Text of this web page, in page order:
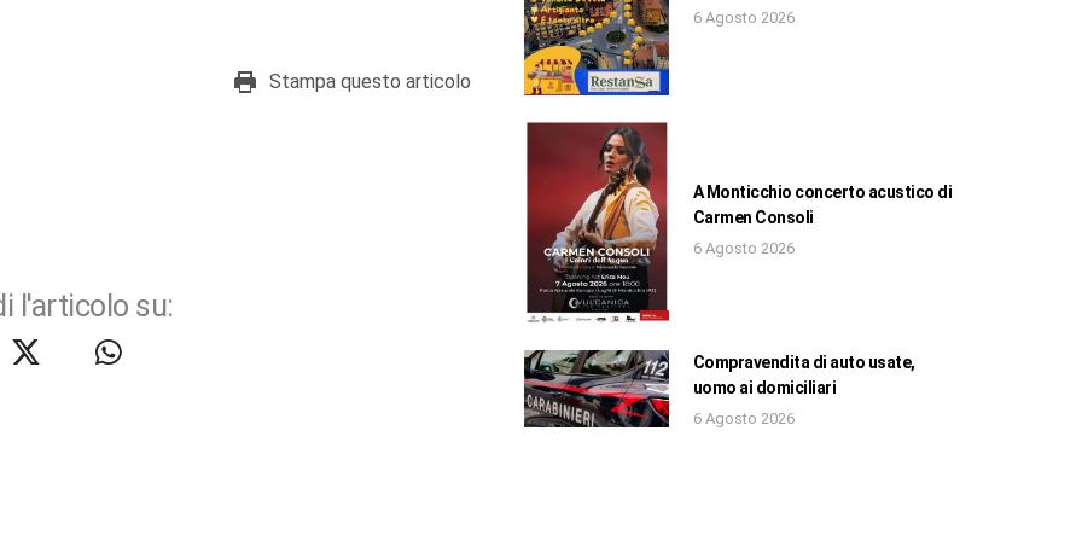
Stampa questo articolo
l'articolo su:
6 Agosto 2026
A Monticchio concerto acustico di
Carmen Consoli
6 Agosto 2026
Compravendita di auto usate,
uomo ai domiciliari
6 Agosto 2026